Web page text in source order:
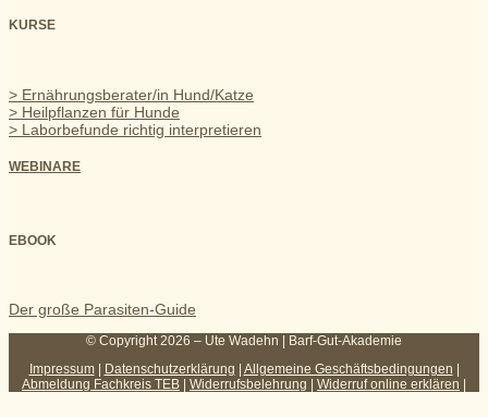
KURSE
> Ernährungsberater/in Hund/Katze
> Heilpflanzen für Hunde
> Laborbefunde richtig interpretieren
WEBINARE
EBOOK
Der große Parasiten-Guide
© Copyright 2026 – Ute Wadehn | Barf-Gut-Akademie
Impressum| Datenschutzerklärung Allgemeine Geschäftsbedingungen
Abmeldung Fachkreis TEB
Widerrufsbelehrung Widerruf online erklären